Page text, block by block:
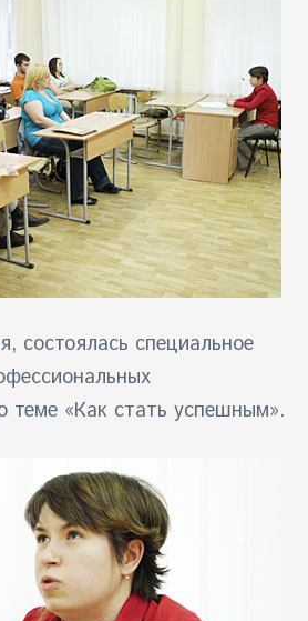
состоялась специальное
теме «Как стать успешным».